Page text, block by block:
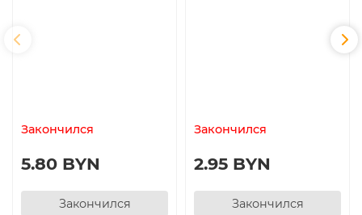
Закончился
5.80 BYN
Закончился
Закончился
2.95 BYN
Закончился